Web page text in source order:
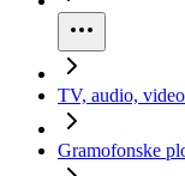
TV, audio, video
Gramofonske